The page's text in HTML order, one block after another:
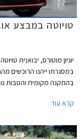
טויוטה במבצע
במסגרתו ייהנו הרוכשים
בהתקנה מקומית והטבות
31.08.2017.
קרא עוד